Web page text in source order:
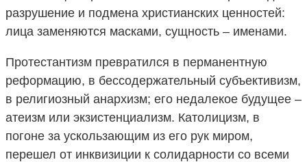
разрушение и подмена христианских ценностей:
лица заменяются масками, сущность – именами.
Протестантизм превратился в перманентную
реформацию, в бессодержательный субъективизм,
в религиозный анархизм; его недалекое будущее –
атеизм или экзистенциализм. Католицизм, в
погоне за ускользающим из его рук миром,
перешел от инквизиции к солидарности со всеми